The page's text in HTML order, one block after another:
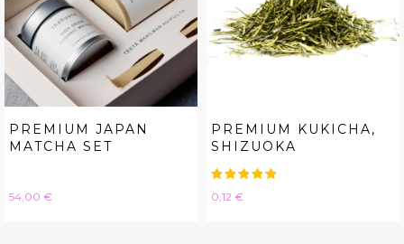
PREMIUM JAPAN
MATCHA SET
Hinta
54,00 €
PREMIUM KUKICHA,
SHIZUOKA
Hinta
0,12 €